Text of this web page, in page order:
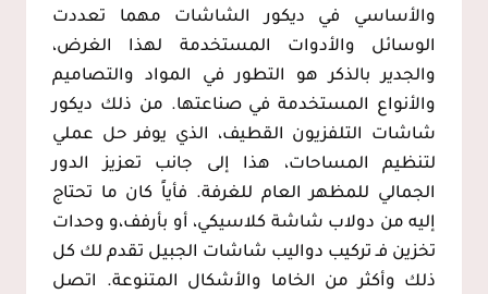
والأساسي في ديكور الشاشات مهما تعددت
الوسائل والأدوات المستخدمة لهذا الغرض،
والجدير بالذكر هو التطور في المواد والتصاميم
والأنواع المستخدمة في صناعتها. من ذلك ديكور
شاشات التلفزيون القطيف، الذي يوفر حل عملي
لتنظيم المساحات، هذا إلى جانب تعزيز الدور
الجمالي للمظهر العام للغرفة. فأياً كان ما تحتاج
إليه من دولاب شاشة كلاسيكي، أو بأرفف،و وحدات
تخزين فـ تركيب دواليب شاشات الجبيل تقدم لك كل
ذلك وأكثر من الخاما والأشكال المتنوعة. اتصل